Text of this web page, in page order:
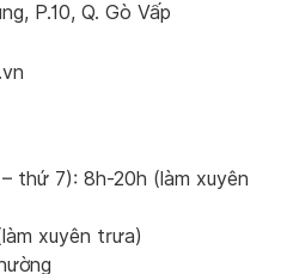
P.10, Q. Gò Vấp
thứ 7): 8h-20h (làm xuyên
xuyên trưa)